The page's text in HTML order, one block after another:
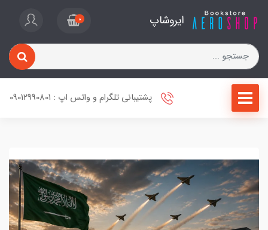
ایروشاپ 0
پشتیبانی تلگرام و واتس اپ : 09012990801